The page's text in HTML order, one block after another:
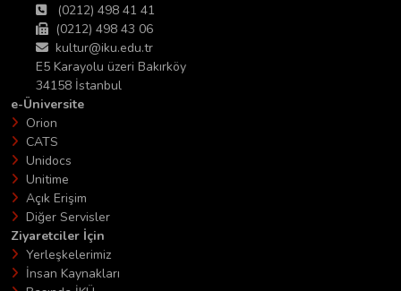
(0212) 498 41 41
(0212) 498 43 06
kultur@iku.edu.tr
E5 Karayolu üzeri Bakırköy
34158 İstanbul
e-Üniversite
Orion
CATS
Unidocs
Unitime
Açık Erişim
Diğer Servisler
Ziyaretciler İçin
Yerleşkelerimiz
İnsan Kaynakları